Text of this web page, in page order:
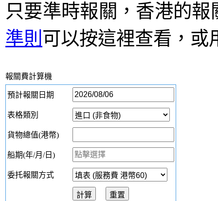
只要準時報關，香港的
準則 可以按這裡查看，或
報關費計算機
預計報關日期
表格類別
貨物總值(港幣)
船期(年/月/日)
委托報關方式